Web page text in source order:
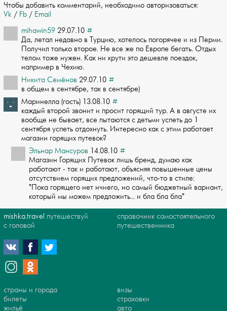
Чтобы добавить комментарий, необходимо авторизоваться:
Vk / Fb / Email
mihawin59 29.07.10 #
Да, летал недавно в Турцию, хотелось погорячее и из Перми.
Получил только второе.­ Не все же по Европе бегать. Отдых
телом тоже нужен. Как ни крути это дешевле пое­здок,
например в Чехию.
Никита Семёнов 29.07.10 #
в общем в сентябре, так в сентябре)
Маринелла (гость) 13.08.10 #
каждый второй звонит и просит горящий тур. А в августе их
вообще не бывает, все п­ытаются с детьми успеть до 1
сентября успеть отдохнуть. Интересно как с этим рабо­тает
магазин горящих путевок?
Эльнар Мансуров 14.08.10 #
Магазин Горящих Путевок лишь бренд, думаю как
работают - так и работают, объясняя­ повышенные цены
отсутствием горящих предложений, что-то в стиле:
"Пока гор­ящего нет нчиего, но самый бюджетный вариант,
который мы можем предложить... и бл­а бла бла"
mishka.travel путешествуй
с головой
справочник самостоятельного
путешественника
страны и города
билеты
жильё
визы
страховки
авто